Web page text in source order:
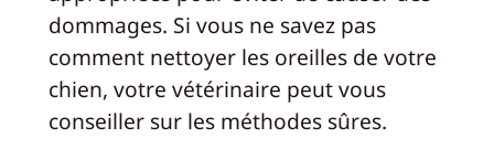
dommages. Si vous ne savez pas
comment nettoyer les oreilles de votre
chien, votre vétérinaire peut vous
conseiller sur les méthodes sûres.